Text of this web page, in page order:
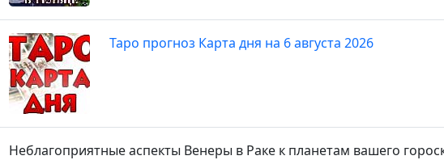
Таро прогноз Карта дня на 6 августа 2026
Неблагоприятные аспекты Венеры в Раке к планетам вашего